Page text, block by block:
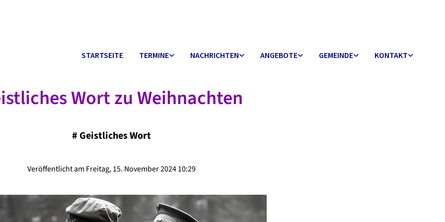
STARTSEITE TERMINE NACHRICHTEN ANGEBOTE GEMEINDE KONTAKT
Wort zu Weihnachten
# Geistliches Wort
Veröffentlicht am Freitag, 15. November 2024 10:29